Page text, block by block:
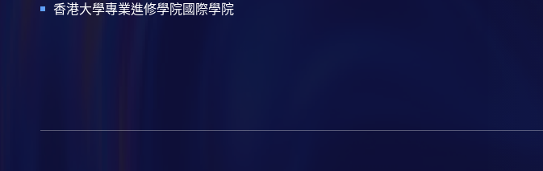
香港大學專業進修學院國際學院